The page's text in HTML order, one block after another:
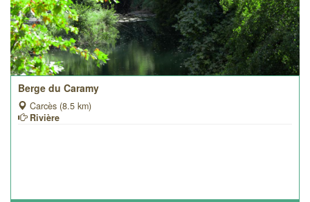
Berge du Caramy
Carcès (8.5 km)
Rivière